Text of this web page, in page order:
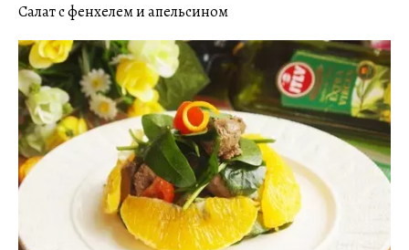
Салат с фенхелем и апельсином